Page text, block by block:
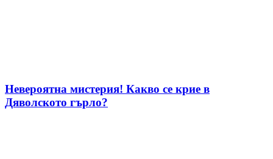
Невероятна мистерия! Какво се крие в
Дяволското гърло?